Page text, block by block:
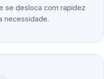
se desloca com rapidez
necessidade.